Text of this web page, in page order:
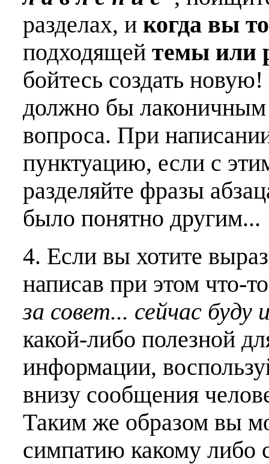
разделах, и когда вы
подходящей темы или
бойтесь создать
должно бы лаконичным
вопроса. При
пунктуацию, если с
разделяйте фразы
было понятно другим...
4. Если вы хотите
написав при этом что-
за совет... сейчас буду
какой-либо полезной
информации,
внизу сообщения
Таким же образом вы
симпатию какому